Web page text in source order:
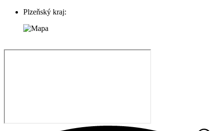
Plzeňský kraj: